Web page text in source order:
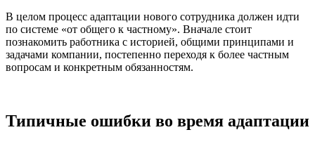
В целом процесс адаптации нового сотрудника должен идти
по системе «от общего к частному». Вначале стоит
познакомить работника с историей, общими принципами и
задачами компании, постепенно переходя к более частным
вопросам и конкретным обязанностям.
Типичные ошибки во время адаптации